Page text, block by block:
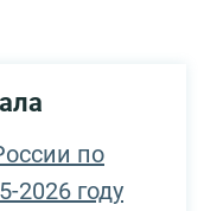
по
2026 году